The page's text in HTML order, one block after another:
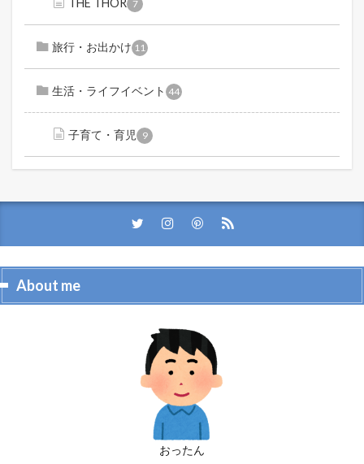
7
旅行・お出かけ 11
生活・ライフイベント 44
子育て・育児 9
About me
おったん